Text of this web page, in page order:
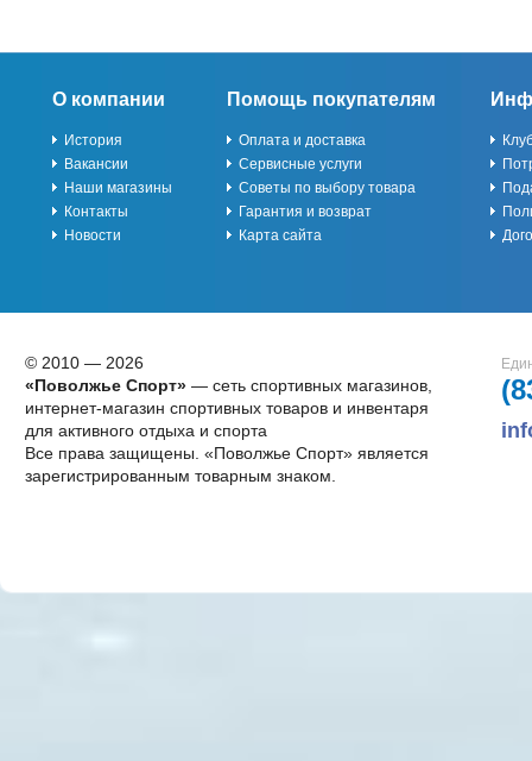
О компании
История
Вакансии
Наши магазины
Контакты
Новости
Помощь покупателям
Оплата и доставка
Сервисные услуги
Советы по выбору товара
Гарантия и возврат
Карта сайта
© 2010 — 2026
«Поволжье Спорт»— сеть спортивных магазинов,
интернет-магазин спортивных товаров и инвентаря
для активного отдыха и спорта
Все права защищены. «Поволжье Спорт» является
зарегистрированным товарным знаком.